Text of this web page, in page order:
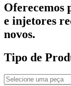
Oferecemos
e injetores
novos.
Tipo de